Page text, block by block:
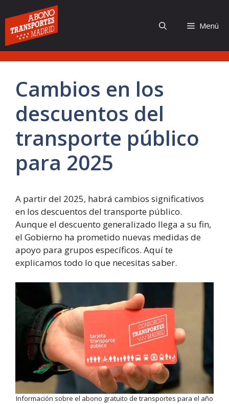
al
contenido
Menú
Cambios en los
descuentos del
transporte público
para 2025
A partir del 2025, habrá cambios significativos
en los descuentos del transporte público.
Aunque el descuento generalizado llega a su fin,
el Gobierno ha prometido nuevas medidas de
apoyo para grupos específicos. Aquí te
explicamos todo lo que necesitas saber.
Información sobre el abono gratuito de transportes para el año